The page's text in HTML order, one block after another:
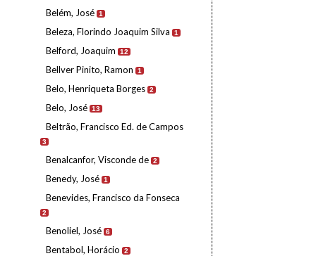
Belém, José 1
Beleza, Florindo Joaquim Silva 1
Belford, Joaquim 12
Bellver Pinito, Ramon 1
Belo, Henriqueta Borges 2
Belo, José 13
Beltrão, Francisco Ed. de Campos
3
Benalcanfor, Visconde de 2
Benedy, José 1
Benevides, Francisco da Fonseca
2
Benoliel, José 6
Bentabol, Horácio 2